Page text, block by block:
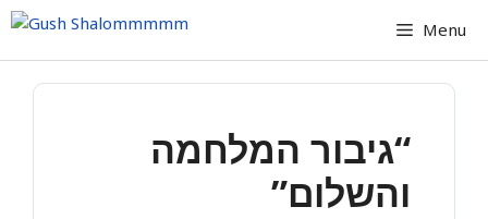
Skip
content
Menu
“גיבור המלחמה
והשלום”